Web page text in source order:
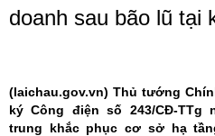
doanh sau bão lũ tại
(laichau.gov.vn) Thủ tướng
ký Công điện số 243/CĐ-TTg
trung khắc phục cơ sở hạ